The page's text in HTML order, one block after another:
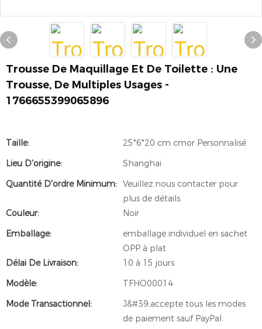
Trousse De Maquillage Et De Toilette : Une
Trousse, De Multiples Usages -
1766655399065896
Taille:
25*6*20 cm cmor Personnalisé
Lieu D'origine:
Shanghai
Quantité D'ordre Minimum: Veuillez nous contacter pour
plus de détails.
Couleur:
Noir
Emballage:
emballage individuel en sachet
OPP à plat
Délai De Livraison:
10 à 15 jours
Modèle:
TFHO00014
Mode Transactionnel:
J&#39;accepte tous les modes
de paiement sauf PayPal.